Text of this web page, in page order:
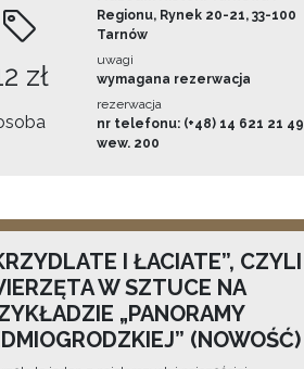
zł
Regionu, Rynek 20-21, 33-100
Tarnów
uwagi
wymagana rezerwacja
rezerwacja
nr telefonu: (+48) 14 621 21 49
wew. 200
I ŁACIATE”, CZYLI
W SZTUCE NA
„PANORAMY
(NOWOŚĆ)